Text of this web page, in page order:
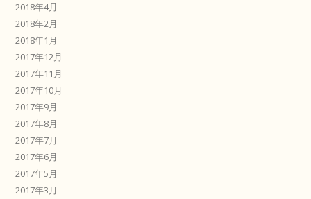
2018年4月
2018年2月
2018年1月
2017年12月
2017年11月
2017年10月
2017年9月
2017年8月
2017年7月
2017年6月
2017年5月
2017年3月